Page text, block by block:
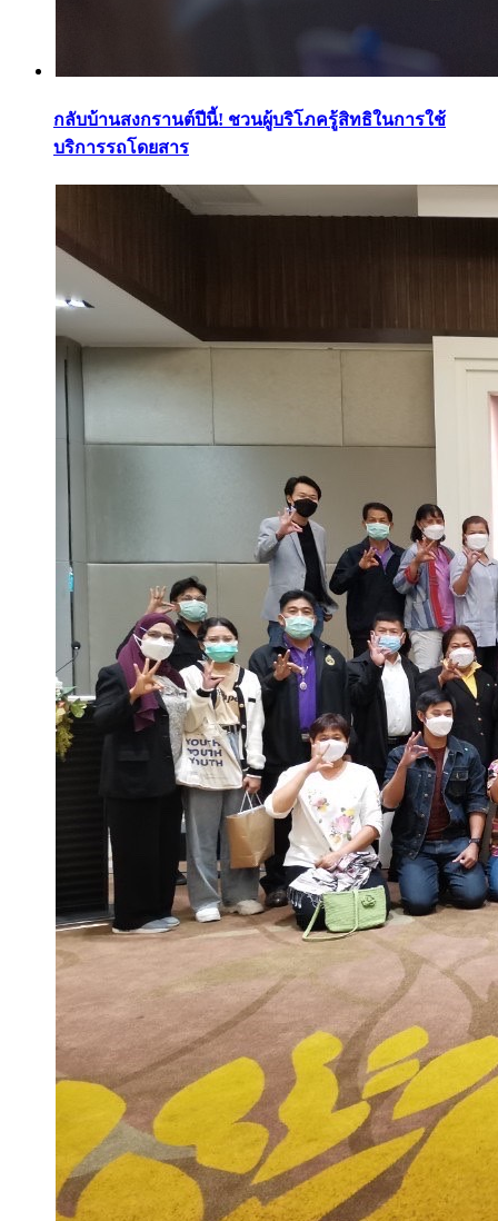
กลับบ้านสงกรานต์ปีนี้! ชวนผู้บริโภครู้สิทธิในการใช้
บริการรถโดยสาร